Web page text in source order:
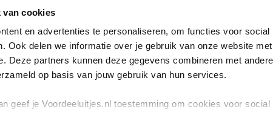
van cookies
en advertenties te personaliseren, om functies voor
Ook delen we informatie over je gebruik van onze website
Deze partners kunnen deze gegevens combineren met
op basis van jouw gebruik van hun services.
geef je Voordeeluitjes.nl toestemming om cookies voor
has occurred while loadingwww.voordeeluitjes.nl (see the